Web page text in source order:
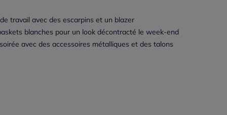
travail avec des escarpins et un blazer
blanches pour un look décontracté le week-end
avec des accessoires métalliques et des talons